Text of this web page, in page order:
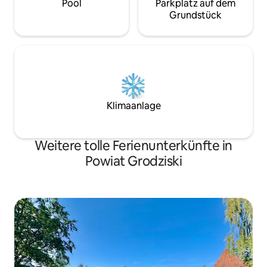
Pool
Parkplatz auf dem
Grundstück
Klimaanlage
Weitere tolle Ferienunterkünfte in
Powiat Grodziski